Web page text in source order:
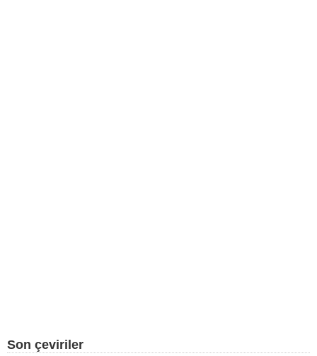
Son çeviriler